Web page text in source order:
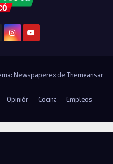
Newspaperex de Themeansar
Opinión Cocina Empleos